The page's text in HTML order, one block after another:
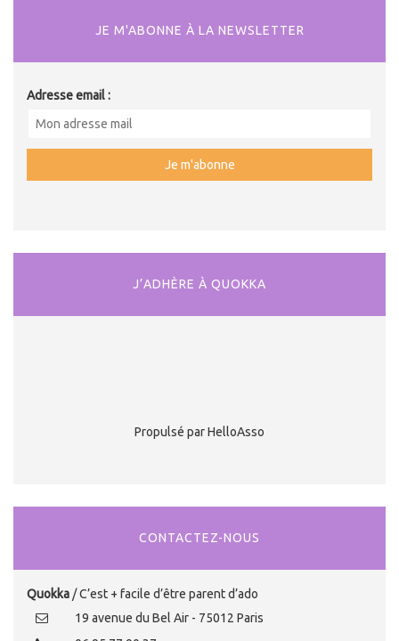
JE M'ABONNE À LA NEWSLETTER
Adresse email :
J’ADHÈRE À QUOKKA
Propulsé par HelloAsso
CONTACTEZ-NOUS
Quokka / C’est + facile d’être parent d’ado
19 avenue du Bel Air - 75012 Paris